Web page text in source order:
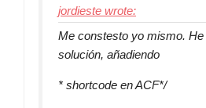
jordieste wrote:
Me constesto yo mismo.
solución, añadiendo
* shortcode en ACF*/